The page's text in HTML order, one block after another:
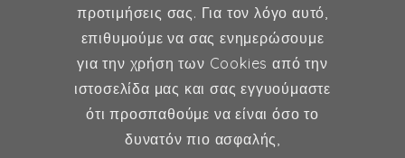
Επικοινωνία
Κερασούντος 5, Αθήνα 115 28
(30) 211 42 33 309
προτιμήσεις σας. Για τον λόγο αυτό,
επιθυμούμε να σας ενημερώσουμε
για την χρήση των Cookies από την
ιστοσελίδα μας και σας εγγυούμαστε
ότι προσπαθούμε να είναι όσο το
δυνατόν πιο ασφαλής,